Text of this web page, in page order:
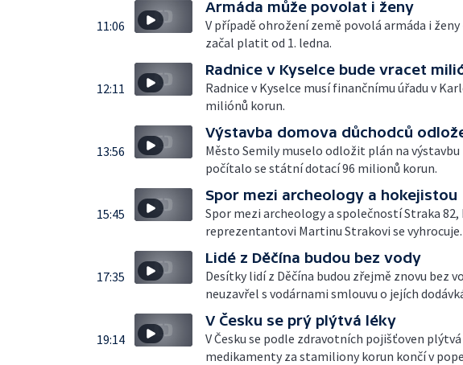
11:06
Armáda může povolat i ženy
V případě ohrožení země povolá armáda i
začal platit od 1. ledna.
12:11
Radnice v Kyselce bude vracet
Radnice v Kyselce musí finančnímu úřadu v
miliónů korun.
13:56
Výstavba domova důchodců
Město Semily muselo odložit plán na výstavbu
počítalo se státní dotací 96 milionů korun.
15:45
Spor mezi archeology a hokejistou
Spor mezi archeology a společností Straka
reprezentantovi Martinu Strakovi se vyhrocuje.
17:35
Lidé z Děčína budou bez vody
Desítky lidí z Děčína budou zřejmě znovu bez
neuzavřel s vodárnami smlouvu o jejích
19:14
V Česku se prý plýtvá léky
V Česku se podle zdravotních pojišťoven plýtvá
medikamenty za stamiliony korun končí v